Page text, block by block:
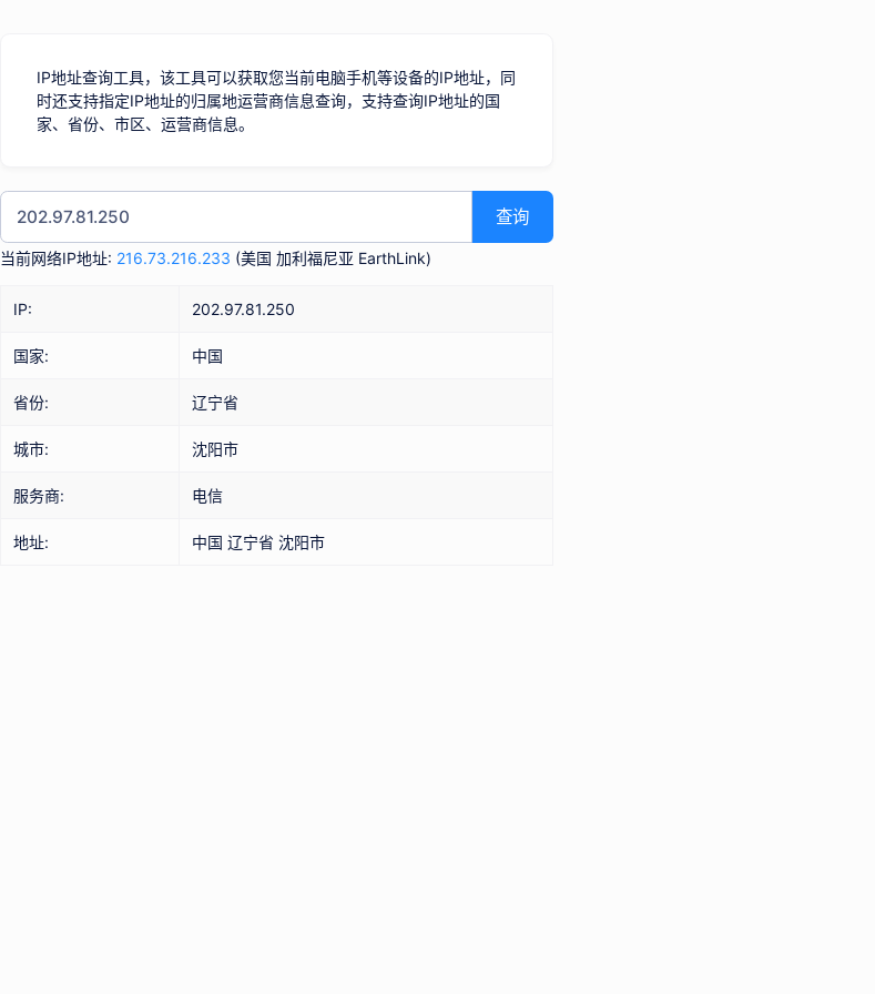
IP地址查询工具，该工具可以获取您当前电脑手机等设备的IP地址，同
时还支持指定IP地址的归属地运营商信息查询，支持查询IP地址的国
家、省份、市区、运营商信息。
查询
当前网络IP地址: 216.73.216.233 (美国 加利福尼亚 EarthLink)
IP: 202.97.81.250
国家: 中国
省份: 辽宁省
城市: 沈阳市
服务商: 电信
地址: 中国 辽宁省 沈阳市